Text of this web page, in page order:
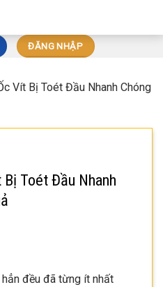
ĐĂNG NHẬP
Vít Bị Toét Đầu Nhanh Chóng
Toét Đầu Nhanh
đều đã từng ít nhất